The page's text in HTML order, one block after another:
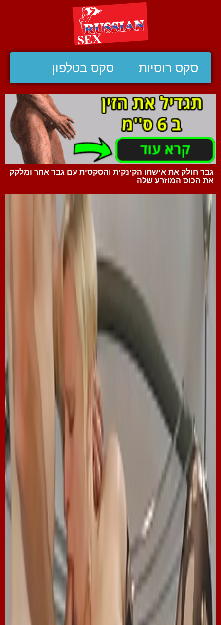
סקס רוסיות סקס בטלפון
גבר חולק את אישתו הקינקית והסקסית עם גבר אחר ומלקק
את הכוס המוזרע שלה